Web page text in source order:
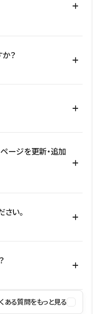
品紹介サイト、ポートフ
を整理したうえで、
WordPressの場合は、
されるわけではないた
設計、URL・リダイレク
？
数部門での運用、権限管
連携など、個別の要件が
利用数の上限、権限
。詳しくは料金プランペ
ージを更新・追加
新範囲を設計しておく
できます。 さらにコン
業を進めやすくなりま
い。
に利用できるよう、通信
弱性対策など、複数の観
り、悪質なスクリプトの
ーでご確認いただけま
ある質問をもっと見る